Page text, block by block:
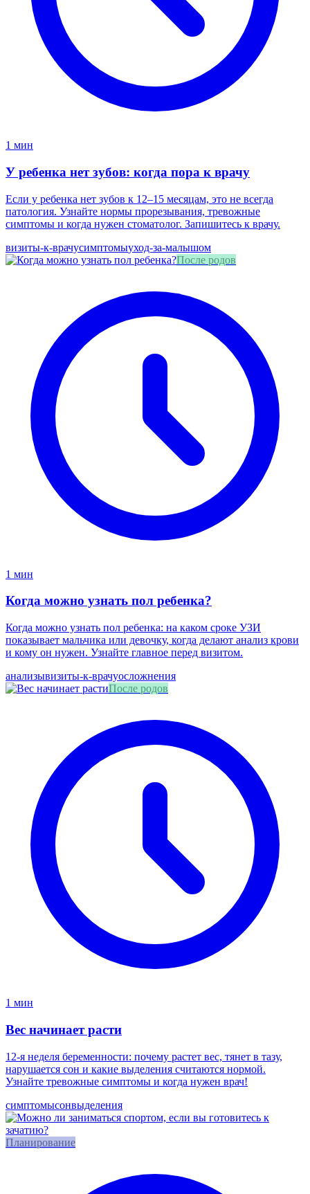
1 мин
У ребенка нет зубов: когда пора к врачу
Если у ребенка нет зубов к 12–15 месяцам, это не всегда
патология. Узнайте нормы прорезывания, тревожные
симптомы и когда нужен стоматолог. Запишитесь к врачу.
визиты-к-врачусимптомыуход-за-малышом
После родов
1 мин
Когда можно узнать пол ребенка?
Когда можно узнать пол ребенка: на каком сроке УЗИ
показывает мальчика или девочку, когда делают анализ крови
и кому он нужен. Узнайте главное перед визитом.
анализывизиты-к-врачуосложнения
После родов
1 мин
Вес начинает расти
12-я неделя беременности: почему растет вес, тянет в тазу,
нарушается сон и какие выделения считаются нормой.
Узнайте тревожные симптомы и когда нужен врач!
симптомысонвыделения
Планирование